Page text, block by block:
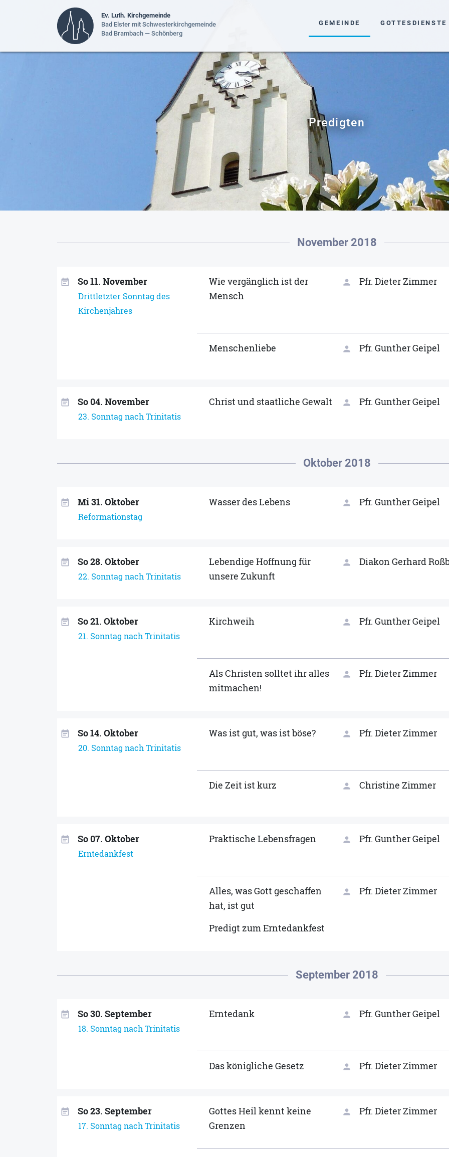
Ev. Luth. Kirchgemeinde
Bad Elster mit Schwesterkirchgemeinde
Bad Brambach — Schönberg
GEMEINDE GOTTESDIENSTE
Predigten
November 2018
event_note So 11. November
Drittletzter Sonntag des
Kirchenjahres
Wie vergänglich ist der
Mensch
person Pfr. Dieter Zimmer
Menschenliebe person Pfr. Gunther Geipel
event_note So 04. November
23. Sonntag nach Trinitatis
Christ und staatliche Gewalt person Pfr. Gunther Geipel
Oktober 2018
event_note Mi 31. Oktober
Reformationstag
Wasser des Lebens person Pfr. Gunther Geipel
event_note So 28. Oktober
22. Sonntag nach Trinitatis
Lebendige Hoffnung für
unsere Zukunft
person Diakon Gerhard
event_note So 21. Oktober
21. Sonntag nach Trinitatis
Kirchweih person Pfr. Gunther Geipel
Als Christen solltet ihr alles
mitmachen!
person Pfr. Dieter Zimmer
event_note So 14. Oktober
20. Sonntag nach Trinitatis
Was ist gut, was ist böse? person Pfr. Dieter Zimmer
Die Zeit ist kurz person Christine Zimmer
event_note So 07. Oktober
Erntedankfest
Praktische Lebensfragen person Pfr. Gunther Geipel
Alles, was Gott geschaffen
hat, ist gut
Predigt zum Erntedankfest
person Pfr. Dieter Zimmer
September 2018
event_note So 30. September
18. Sonntag nach Trinitatis
Erntedank person Pfr. Gunther Geipel
Das königliche Gesetz person Pfr. Dieter Zimmer
event_note So 23. September
17. Sonntag nach Trinitatis
Gottes Heil kennt keine
Grenzen
person Pfr. Dieter Zimmer